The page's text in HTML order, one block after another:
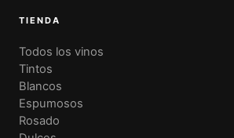
TIENDA
Todos los vinos
Tintos
Blancos
Espumosos
Rosado